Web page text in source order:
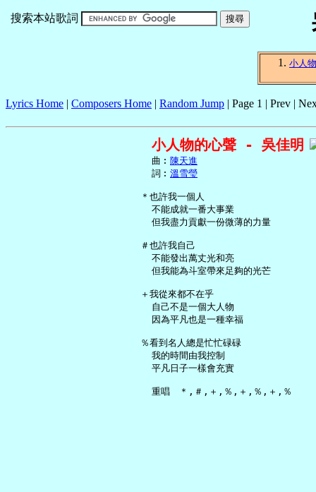
搜索本站歌詞
小人
Lyrics Home | Composers Home | Random Jump | Page 1 | Prev |
小人物的心聲 - 吳佳明
     曲︰
陳天進
     詞︰
溫雪瑩
   ＊也許我一個人
     不能成就一番大事業
     但我盡力貢獻一份微薄的力量
   ＃也許我自己
     不能發出萬丈光和亮
     但我能為斗室帶來足夠的光芒
   ＋我從來都不在乎
     自己不是一個大人物
     因為平凡也是一種幸福
   ％看到名人總是忙忙碌碌
     我的時間由我控制
     平凡日子一樣會充實